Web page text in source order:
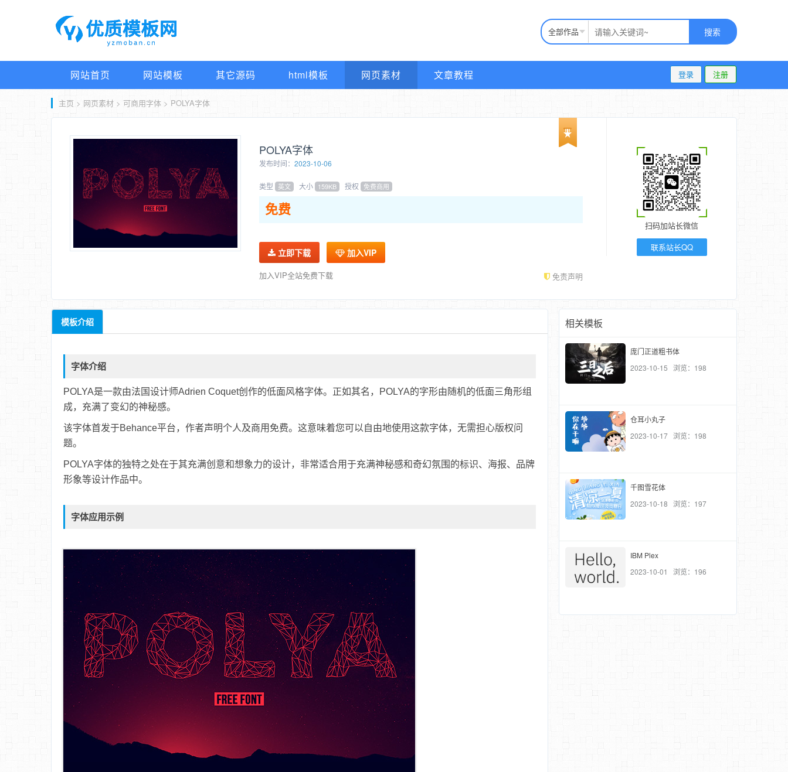
全部作品 搜索
网站首页 网站模板 其它源码 html模板 网页素材 文章教程 登录 注册
主页 > 网页素材 > 可商用字体 > POLYA字体
POLYA字体
发布时间： 2023-10-06
类型 英文 大小 159KB 授权 免费商用
免费
立即下载 加入VIP
加入VIP全站免费下载 免责声明
扫码加站长微信
联系站长QQ
模板介绍
字体介绍
POLYA是一款由法国设计师Adrien Coquet创作的低面风格字体。正如其名，POLYA的字形由随机的低面三角形组
成，充满了变幻的神秘感。
该字体首发于Behance平台，作者声明个人及商用免费。这意味着您可以自由地使用这款字体，无需担心版权问
题。
POLYA字体的独特之处在于其充满创意和想象力的设计，非常适合用于充满神秘感和奇幻氛围的标识、海报、品牌
形象等设计作品中。
字体应用示例
相关模板
庞门正道粗书体
2023-10-15 浏览：198
仓耳小丸子
2023-10-17 浏览：198
千图雪花体
2023-10-18 浏览：197
IBM Plex
2023-10-01 浏览：196